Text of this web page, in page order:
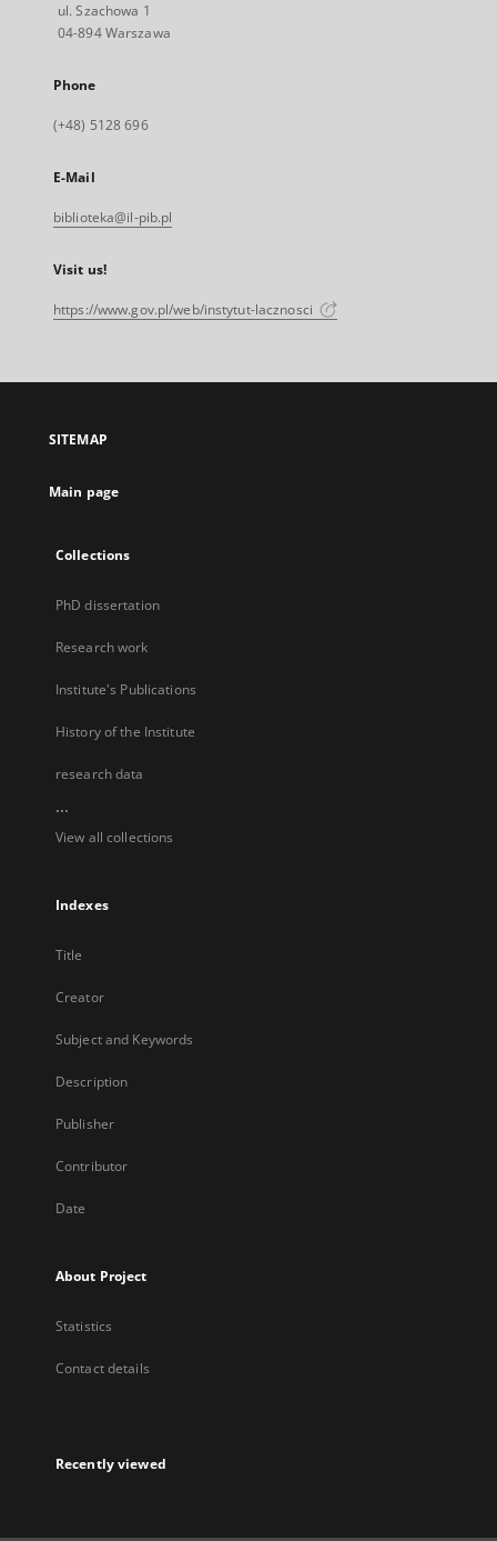
ul. Szachowa 1
04-894 Warszawa
Phone
(+48) 5128 696
E-Mail
biblioteka@il-pib.pl
Visit us!
https://www.gov.pl/web/instytut-lacznosci
SITEMAP
Main page
Collections
PhD dissertation
Research work
Institute's Publications
History of the Institute
research data
...
View all collections
Indexes
Title
Creator
Subject and Keywords
Description
Publisher
Contributor
Date
About Project
Statistics
Contact details
Recently viewed